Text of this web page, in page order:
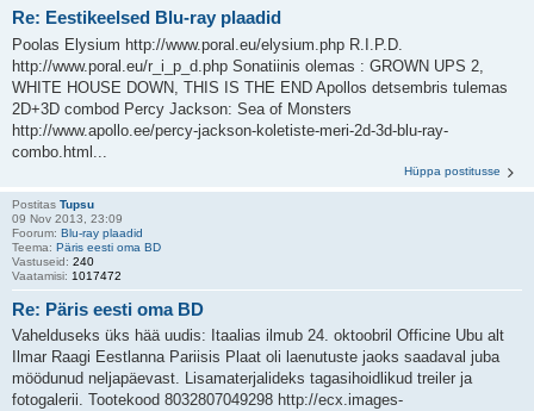
Re: Eestikeelsed Blu-ray plaadid
Poolas Elysium http://www.poral.eu/elysium.php R.I.P.D.
http://www.poral.eu/r_i_p_d.php Sonatiinis olemas : GROWN UPS 2,
WHITE HOUSE DOWN, THIS IS THE END Apollos detsembris tulemas
2D+3D combod Percy Jackson: Sea of Monsters
http://www.apollo.ee/percy-jackson-koletiste-meri-2d-3d-blu-ray-
combo.html...
Hüppa postitusse
Postitas Tupsu
09 Nov 2013, 23:09
Foorum: Blu-ray plaadid
Teema: Päris eesti oma BD
Vastuseid: 240
Vaatamisi: 1017472
Re: Päris eesti oma BD
Vahelduseks üks hää uudis: Itaalias ilmub 24. oktoobril Officine Ubu alt
Ilmar Raagi Eestlanna Pariisis Plaat oli laenutuste jaoks saadaval juba
möödunud neljapäevast. Lisamaterjalideks tagasihoidlikud treiler ja
fotogalerii. Tootekood 8032807049298 http://ecx.images-